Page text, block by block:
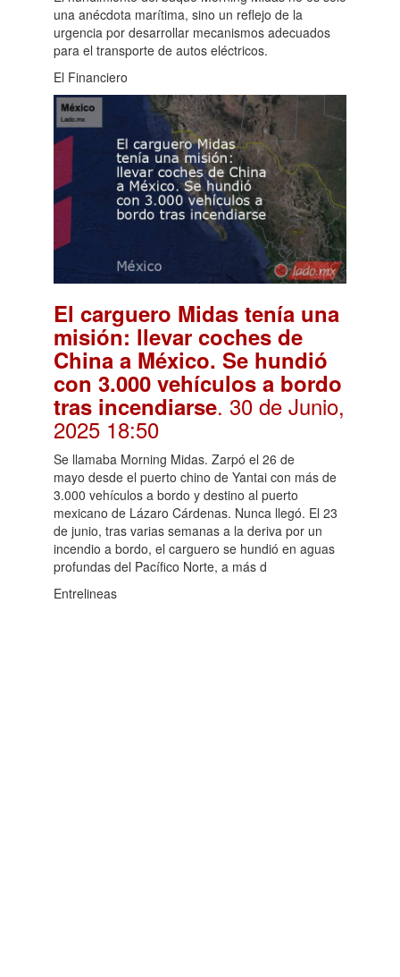
una anécdota marítima, sino un reflejo de la
urgencia por desarrollar mecanismos adecuados
para el transporte de autos eléctricos.
El Financiero
El carguero Midas tenía una
misión: llevar coches de
China a México. Se hundió
con 3.000 vehículos a bordo
tras incendiarse. 30 de Junio,
2025 18:50
Se llamaba Morning Midas. Zarpó el 26 de
mayo desde el puerto chino de Yantai con más de
3.000 vehículos a bordo y destino al puerto
mexicano de Lázaro Cárdenas. Nunca llegó. El 23
de junio, tras varias semanas a la deriva por un
incendio a bordo, el carguero se hundió en aguas
profundas del Pacífico Norte, a más d
Entrelineas